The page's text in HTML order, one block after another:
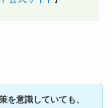
を意識していても、